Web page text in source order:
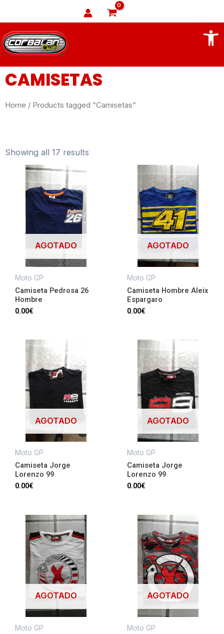
Abrir
al
contenido
CAMISETAS
Home / Products tagged “Camisetas”
Showing all 17 results
AGOTADO
Moto GP
Camiseta Pedrosa 26
Hombre
0.00€
AGOTADO
Moto GP
Camiseta Hombre Aleix
Espargaro
0.00€
AGOTADO
Moto GP
Camiseta Jorge
Lorenzo 99
0.00€
AGOTADO
Moto GP
Camiseta Jorge
Lorenzo 99
0.00€
AGOTADO
Moto GP
AGOTADO
Moto GP